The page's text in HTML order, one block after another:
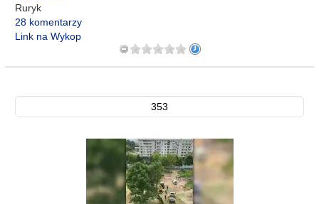
Ruryk
28 komentarzy
Link na Wykop
353